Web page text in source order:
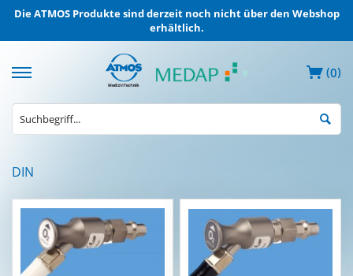
Die ATMOS Produkte sind derzeit noch nicht über den Webshop
erhältlich.
(0)
Elektrische
MEDAP
Entnahmegeräte
ZVA
DIN